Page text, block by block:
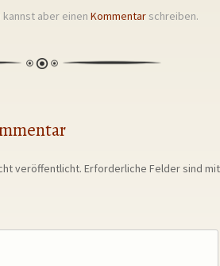
aber einen Kommentar schreiben.
veröffentlicht. Erforderliche Felder sind mit